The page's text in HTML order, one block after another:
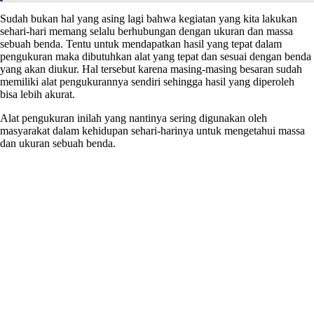
Sudah bukan hal yang asing lagi bahwa kegiatan yang kita lakukan
sehari-hari memang selalu berhubungan dengan ukuran dan massa
sebuah benda. Tentu untuk mendapatkan hasil yang tepat dalam
pengukuran maka dibutuhkan alat yang tepat dan sesuai dengan benda
yang akan diukur. Hal tersebut karena masing-masing besaran sudah
memiliki alat pengukurannya sendiri sehingga hasil yang diperoleh
bisa lebih akurat.
Alat pengukuran inilah yang nantinya sering digunakan oleh
masyarakat dalam kehidupan sehari-harinya untuk mengetahui massa
dan ukuran sebuah benda.